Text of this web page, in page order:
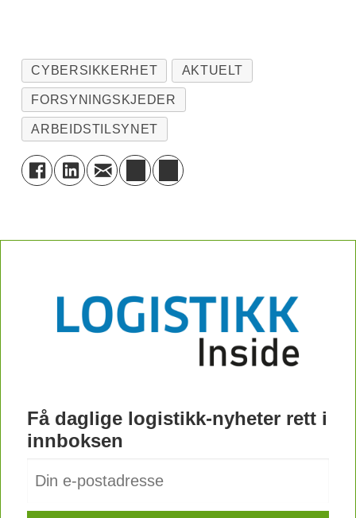
CYBERSIKKERHET AKTUELT
FORSYNINGSKJEDER
ARBEIDSTILSYNET
Få daglige logistikk-nyheter rett i
innboksen